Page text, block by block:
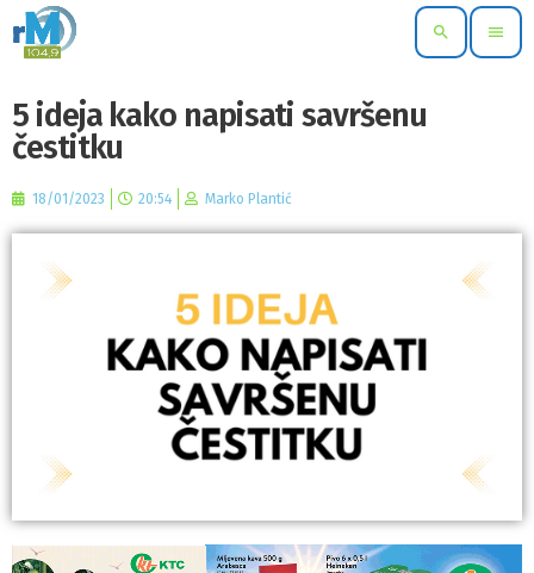
search menu
5 ideja kako napisati savršenu
čestitku
18/01/2023 20:54 Marko Plantić